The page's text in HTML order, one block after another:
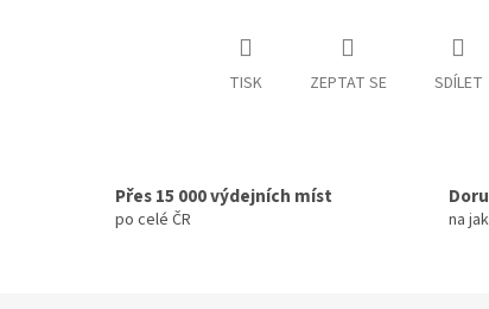
TISK ZEPTAT SE SDÍLET
Přes 15 000 výdejních míst
po celé ČR na